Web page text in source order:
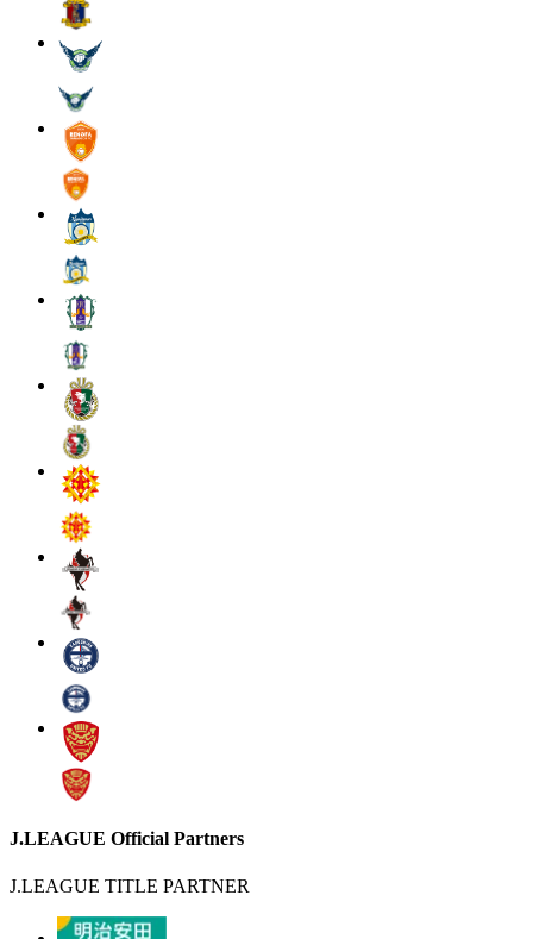
J.LEAGUE Official Partners
J.LEAGUE TITLE PARTNER